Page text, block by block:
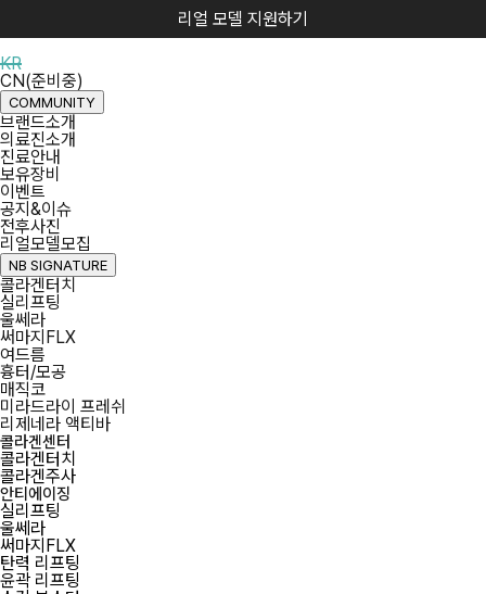
KR
CN(준비중)
COMMUNITY
브랜드소개
의료진소개
진료안내
보유장비
이벤트
공지&이슈
전후사진
리얼모델모집
NB SIGNATURE
콜라겐터치
실리프팅
울쎄라
써마지FLX
여드름
흉터/모공
매직코
미라드라이 프레쉬
리제네라 액티바
콜라겐센터
콜라겐터치
콜라겐주사
안티에이징
실리프팅
울쎄라
써마지FLX
탄력 리프팅
윤곽 리프팅